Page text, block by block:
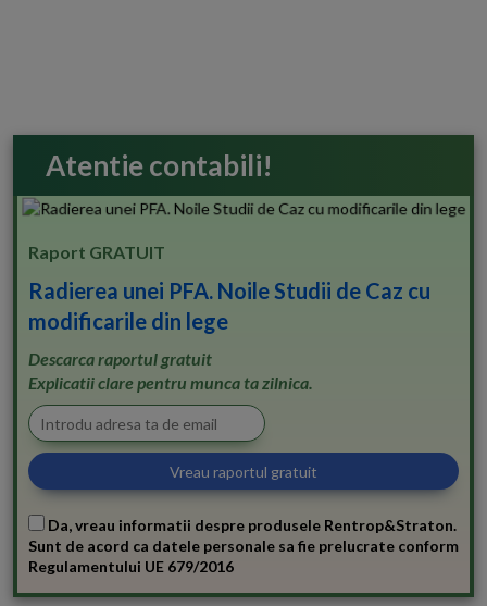
Atentie contabili!
Raport GRATUIT
Radierea unei PFA. Noile Studii de Caz cu
modificarile din lege
Descarca raportul gratuit
Explicatii clare pentru munca ta zilnica.
Da, vreau informatii despre produsele Rentrop&Straton.
Sunt de acord ca datele personale sa fie prelucrate conform
Regulamentului UE 679/2016